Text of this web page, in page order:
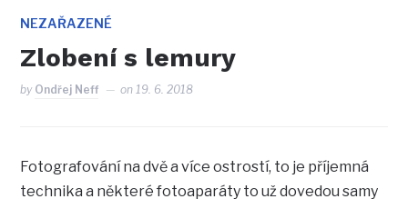
NAVIGATION
NEZAŘAZENÉ
Zlobení s lemury
by Ondřej Neff on19. 6. 2018
Fotografování na dvě a více ostrostí, to je příjemná
technika a některé fotoaparáty to už dovedou samy